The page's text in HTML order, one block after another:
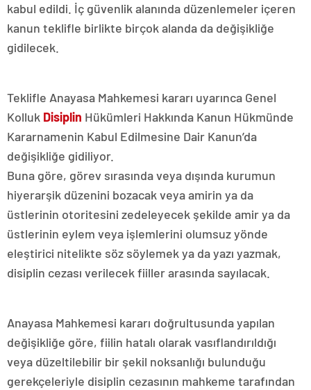
kabul edildi. İç güvenlik alanında düzenlemeler içeren
kanun teklifle birlikte birçok alanda da değişikliğe
gidilecek.
Teklifle Anayasa Mahkemesi kararı uyarınca Genel
Kolluk Disiplin Hükümleri Hakkında Kanun Hükmünde
Kararnamenin Kabul Edilmesine Dair Kanun’da
değişikliğe gidiliyor.
Buna göre, görev sırasında veya dışında kurumun
hiyerarşik düzenini bozacak veya amirin ya da
üstlerinin otoritesini zedeleyecek şekilde amir ya da
üstlerinin eylem veya işlemlerini olumsuz yönde
eleştirici nitelikte söz söylemek ya da yazı yazmak,
disiplin cezası verilecek fiiller arasında sayılacak.
Anayasa Mahkemesi kararı doğrultusunda yapılan
değişikliğe göre, fiilin hatalı olarak vasıflandırıldığı
veya düzeltilebilir bir şekil noksanlığı bulunduğu
gerekçeleriyle disiplin cezasının mahkeme tarafından